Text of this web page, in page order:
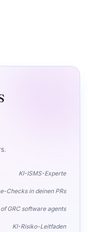
KI-ISMS-Experte
Checks in deinen PRs
GRC software agents
KI-Risiko-Leitfaden